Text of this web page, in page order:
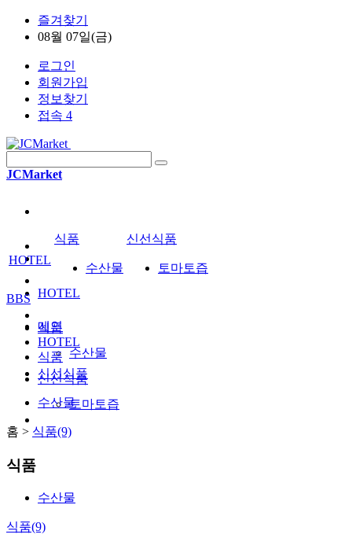
즐겨찾기
08월 07일(금)
로그인
회원가입
정보찾기
접속 4
JCMarket
HOTEL
식품
수산물
신선식품
토마토즙
HOTEL
식품
수산물
신선식품
토마토즙
BBS
메인
HOTEL
식품
신선식품
수산물
홈 > 식품(9)
식품
수산물
식품(9)